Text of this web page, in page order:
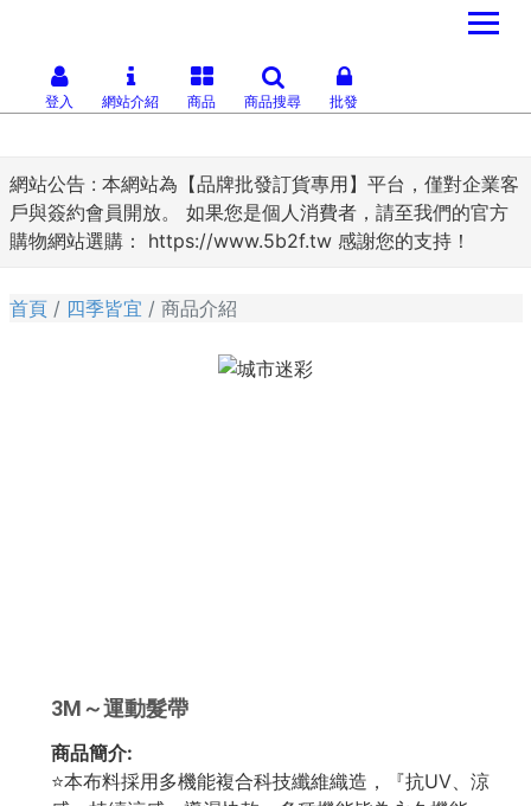
網站公告 : 本網站為【品牌批發訂貨專用】平台，僅對企業客
戶與簽約會員開放。 如果您是個人消費者，請至我們的官方
購物網站選購： https://www.5b2f.tw 感謝您的支持！
登入 網站介紹 商品 商品搜尋 批發
首頁 四季皆宜 商品介紹
3M～運動髮帶
商品簡介:
⭐本布料採用多機能複合科技纖維織造，『抗UV、涼